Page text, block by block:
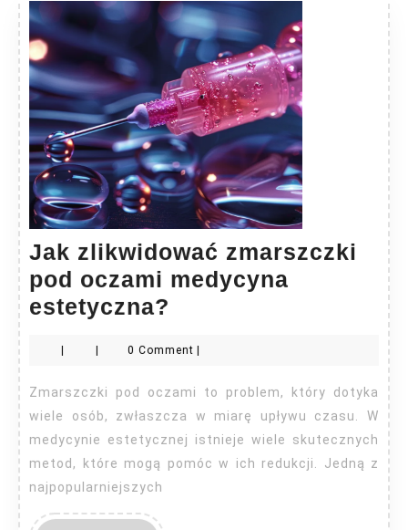
Jak zlikwidować zmarszczki
pod oczami medycyna
estetyczna?
zmarszczki
pod
oczami
medycyna
estetyczna?
0 Comment
Zmarszczki pod oczami to problem, który dotyka
wiele osób, zwłaszcza w miarę upływu czasu. W
medycynie estetycznej istnieje wiele skutecznych
metod, które mogą pomóc w ich redukcji. Jedną z
najpopularniejszych